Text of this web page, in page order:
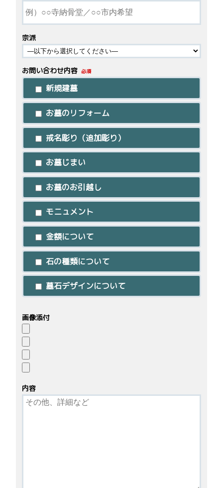
宗派
お問い合わせ内容 必須
新規建墓
お墓のリフォーム
戒名彫り（追加彫り）
お墓じまい
お墓のお引越し
モニュメント
金額について
石の種類について
墓石デザインについて
画像添付
内容